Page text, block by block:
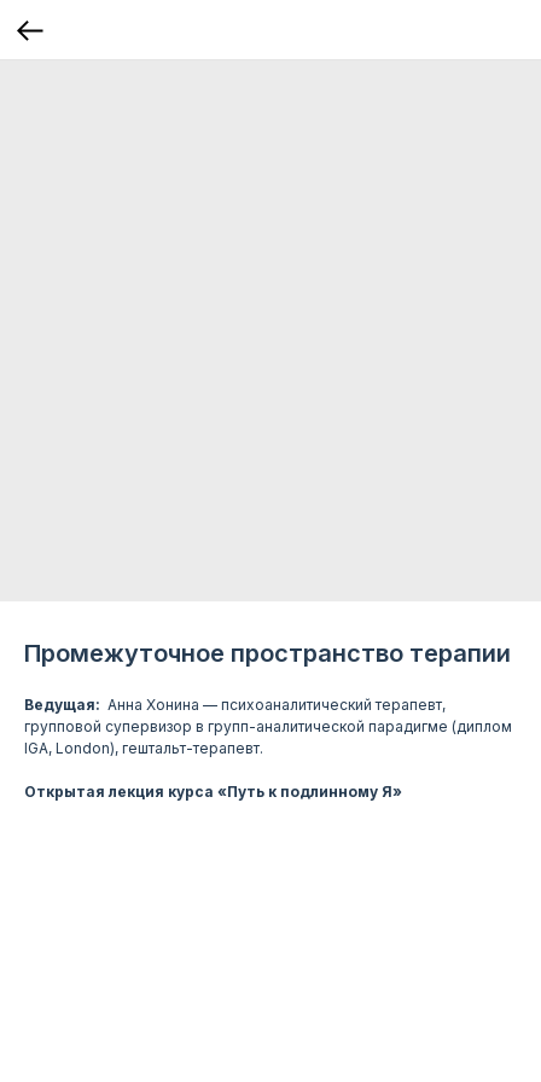
Промежуточное пространство терапии
Ведущая: Анна Хонина — психоаналитический терапевт,
групповой супервизор в групп-аналитической парадигме (диплом
IGA, London), гештальт-терапевт.
Открытая лекция курса «Путь к подлинному Я»